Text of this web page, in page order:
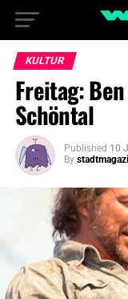
KULTUR
Freitag:
Schöntal
Published 10
By